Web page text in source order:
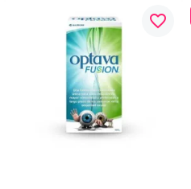
favorite_border